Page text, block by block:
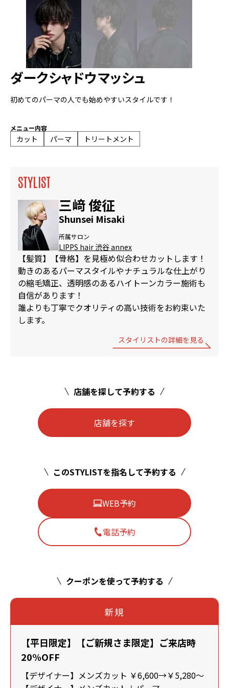
ダークシャドウマッシュ
初めてのパーマの人でも始めやすいスタイルです！
メニュー内容
カット パーマ トリートメント
STYLIST
三﨑 俊征
Shunsei Misaki
所属サロン
LIPPS hair 渋谷 annex
【髪質】【骨格】を見極め似合わせカットします！
動きのあるパーマスタイルやナチュラルな仕上がり
の縮毛矯正、透明感のあるハイトーンカラー施術も
自信があります！
誰よりも丁寧でクオリティの高い技術をお約束いた
します。
スタイリストの詳細を見る
店舗を探して予約する
店舗を探す
このSTYLISTを指名して予約する
WEB予約
電話予約
クーポンを使って予約する
新規
【平日限定】【ご新規さま限定】ご来店時
20%OFF
【デザイナー】メンズカット ￥6,600→￥5,280～